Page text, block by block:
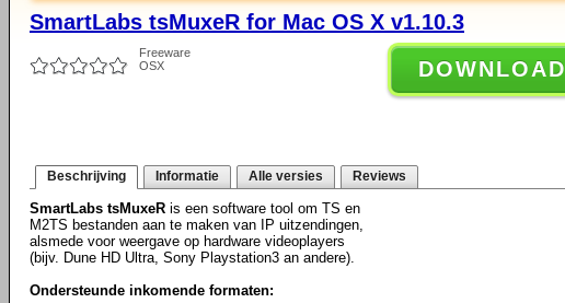
SmartLabs tsMuxeR for Mac OS X v1.10.3
Freeware
OSX
DOWNLOAD
Beschrijving Informatie Alle versies Reviews
SmartLabs tsMuxeR is een software tool om TS en
M2TS bestanden aan te maken van IP uitzendingen,
alsmede voor weergave op hardware videoplayers
(bijv. Dune HD Ultra, Sony Playstation3 an andere).
Ondersteunde inkomende formaten: